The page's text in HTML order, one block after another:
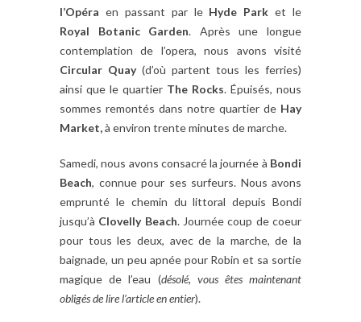
l’Opéra en passant par le Hyde Park et le
Royal Botanic Garden. Après une longue
contemplation de l’opera, nous avons visité
Circular Quay (d’où partent tous les ferries)
ainsi que le quartier The Rocks. Épuisés, nous
sommes remontés dans notre quartier de Hay
Market,à environ trente minutes de marche.
Samedi, nous avons consacré la journée à Bondi
Beach, connue pour ses surfeurs. Nous avons
emprunté le chemin du littoral depuis Bondi
jusqu’à Clovelly Beach. Journée coup de coeur
pour tous les deux, avec de la marche, de la
baignade, un peu apnée pour Robin et sa sortie
magique de l’eau (désolé, vous êtes maintenant
obligés de lire l’article en entier).